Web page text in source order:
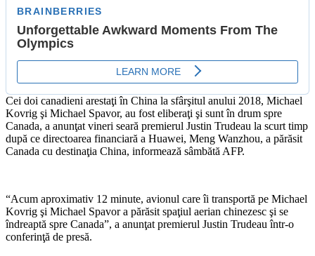
Cei doi canadieni arestaţi în China la sfârşitul anului 2018, Michael
Kovrig şi Michael Spavor, au fost eliberaţi şi sunt în drum spre
Canada, a anunţat vineri seară premierul Justin Trudeau la scurt timp
după ce directoarea financiară a Huawei, Meng Wanzhou, a părăsit
Canada cu destinaţia China, informează sâmbătă AFP.
“Acum aproximativ 12 minute, avionul care îi transportă pe Michael
Kovrig şi Michael Spavor a părăsit spaţiul aerian chinezesc şi se
îndreaptă spre Canada”, a anunţat premierul Justin Trudeau într-o
conferinţă de presă.